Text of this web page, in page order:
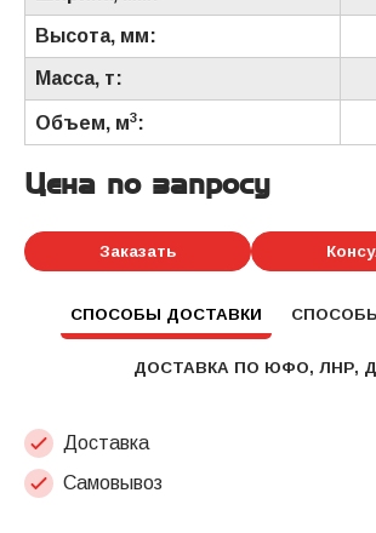
Высота, мм:
Масса, т:
Объем, м3:
Цена по запросу
Заказать
СПОСОБЫ ДОСТАВКИ
ДОСТАВКА ПО ЮФО, ЛНР,
Доставка
Самовывоз